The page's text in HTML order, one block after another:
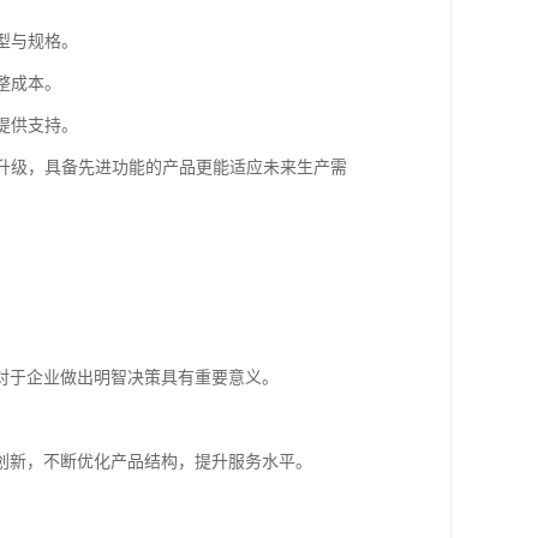
规格。
本。
支持。
，具备先进功能的产品更能适应未来生产需
企业做出明智决策具有重要意义。
，不断优化产品结构，提升服务水平。